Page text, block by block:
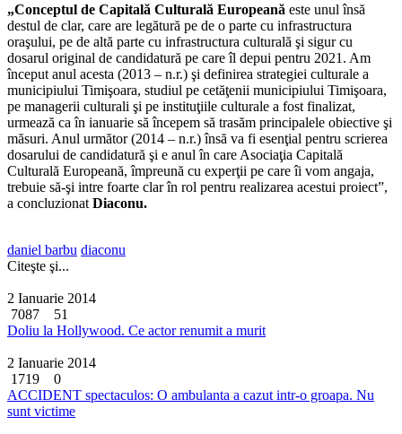
„Conceptul de Capitală Culturală Europeană este unul însă
destul de clar, care are legătură pe de o parte cu infrastructura
oraşului, pe de altă parte cu infrastructura culturală şi sigur cu
dosarul original de candidatură pe care îl depui pentru 2021. Am
început anul acesta (2013 – n.r.) şi definirea strategiei culturale a
municipiului Timişoara, studiul pe cetăţenii municipiului Timişoara,
pe managerii culturali şi pe instituţiile culturale a fost finalizat,
urmează ca în ianuarie să începem să trasăm principalele obiective şi
măsuri. Anul următor (2014 – n.r.) însă va fi esenţial pentru scrierea
dosarului de candidatură şi e anul în care Asociaţia Capitală
Culturală Europeană, împreună cu experţii pe care îi vom angaja,
trebuie să-şi intre foarte clar în rol pentru realizarea acestui proiect”,
a concluzionat Diaconu.
daniel barbu diaconu
Citeşte şi...
2 Ianuarie 2014
7087
51
Doliu la Hollywood. Ce actor renumit a murit
2 Ianuarie 2014
1719
0
ACCIDENT spectaculos: O ambulanta a cazut intr-o groapa. Nu
sunt victime